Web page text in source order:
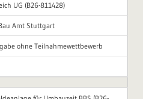
UG (B26-811428)
Amt Stuttgart
ohne Teilnahmewettbewerb